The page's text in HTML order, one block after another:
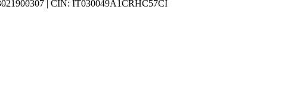
| CIN: IT030049A1CRHC57CI